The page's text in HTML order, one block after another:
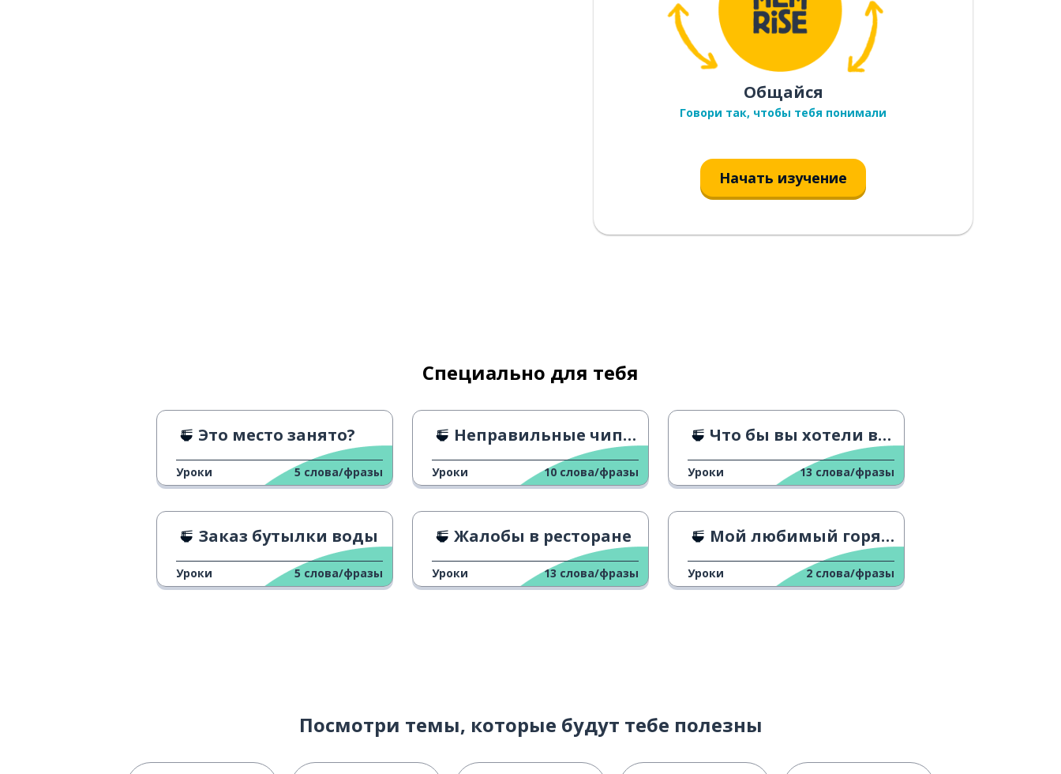
Общайся
Говори так, чтобы тебя понимали
Начать изучение
Специально для тебя
Это место занято?
Уроки 5 слова/фразы
Неправильные чипсы
Уроки 10 слова/фразы
Что бы вы хотели выпить?
Уроки 13 слова/фразы
Заказ бутылки воды
Уроки 5 слова/фразы
Жалобы в ресторане
Уроки 13 слова/фразы
Мой любимый горячий напиток
Уроки 2 слова/фразы
Посмотри темы, которые будут тебе полезны